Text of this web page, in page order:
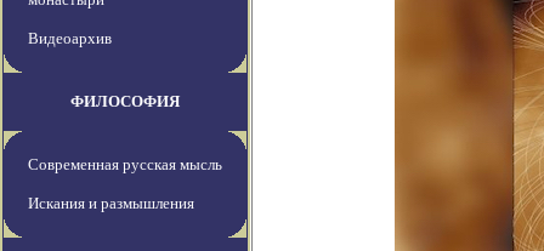
Видеоархив
ФИЛОСОФИЯ
Современная русская мысль
Искания и размышления